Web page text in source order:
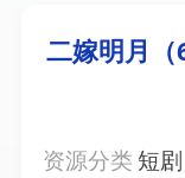
二嫁明月
资源分类 短剧